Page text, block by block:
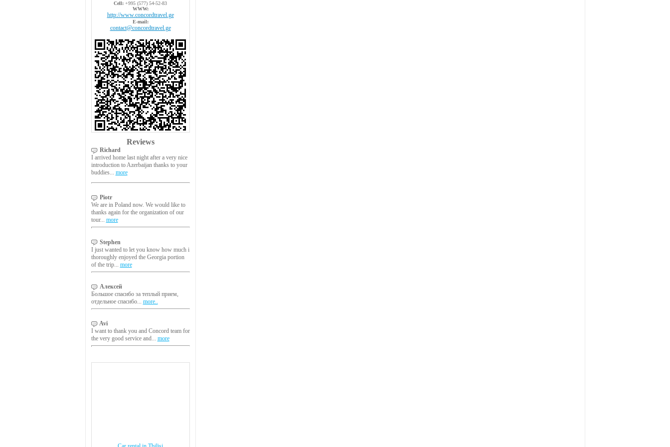
Cell: +995 (577) 54-52-83
WWW:
http://www.concordtravel.ge
E-mail:
contact@concordtravel.ge
Reviews
Richard
I arrived home last night after a very nice
introduction to Azerbaijan thanks to your
buddies... more
Piotr
We are in Poland now. We would like to
thanks again for the organization of our
tour... more
Stephen
I just wanted to let you know how much i
thoroughly enjoyed the Georgia portion
of the trip... more
Алексей
Большое спасибо за теплый прием,
отдельное спасибо... more..
Avi
I want to thank you and Concord team for
the very good service and... more